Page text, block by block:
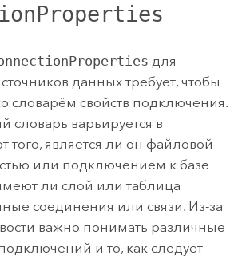
для
данных требует, чтобы
словарём свойств подключения.
словарь варьируется в
того, является ли он файловой
или подключением к базе
ли слой или таблица
соединения или связи. Из-за
важно понимать различные
и то, как следует